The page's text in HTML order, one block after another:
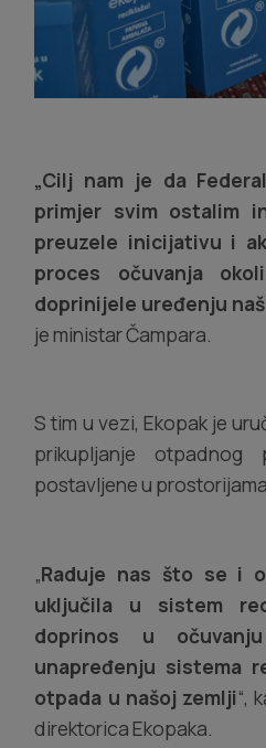
„Cilj nam je da
primjer svim ostalim
preuzele inicijativu i
proces očuvanja
doprinijele uređenju
je ministar Čampara.
S tim u vezi, Ekopak je
prikupljanje
postavljene u prostorijama
„Raduje nas što se i
uključila u sistem
doprinos u
unapređenju sistema
otpada u našoj zemlji“,
direktorica Ekopaka.